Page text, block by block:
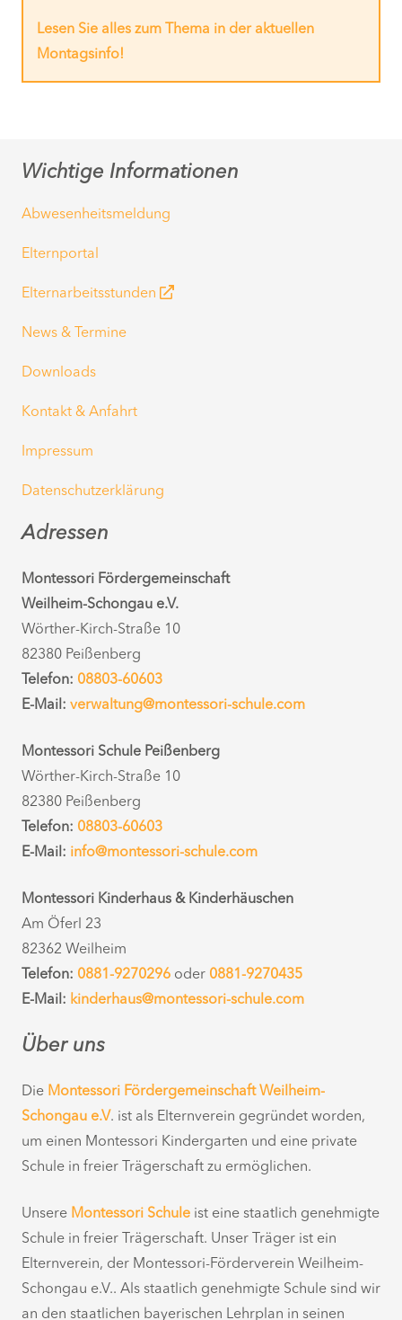
Lesen Sie alles zum Thema in der aktuellen
Montagsinfo!
Wichtige Informationen
Abwesenheitsmeldung
Elternportal
Elternarbeitsstunden
News & Termine
Downloads
Kontakt & Anfahrt
Impressum
Datenschutzerklärung
Adressen
Montessori Fördergemeinschaft
Weilheim-Schongau e.V.
Wörther-Kirch-Straße 10
82380 Peißenberg
Telefon: 08803-60603
E-Mail: verwaltung@montessori-schule.com
Montessori Schule Peißenberg
Wörther-Kirch-Straße 10
82380 Peißenberg
Telefon: 08803-60603
E-Mail: info@montessori-schule.com
Montessori Kinderhaus & Kinderhäuschen
Am Öferl 23
82362 Weilheim
Telefon: 0881-9270296 oder 0881-9270435
E-Mail: kinderhaus@montessori-schule.com
Über uns
Die Montessori Fördergemeinschaft Weilheim-
Schongau e.V. ist als Elternverein gegründet worden,
um einen Montessori Kindergarten und eine private
Schule in freier Trägerschaft zu ermöglichen.
Unsere Montessori Schule ist eine staatlich genehmigte
Schule in freier Trägerschaft. Unser Träger ist ein
Elternverein, der Montessori-Förderverein Weilheim-
Schongau e.V.. Als staatlich genehmigte Schule sind wir
an den staatlichen bayerischen Lehrplan in seinen